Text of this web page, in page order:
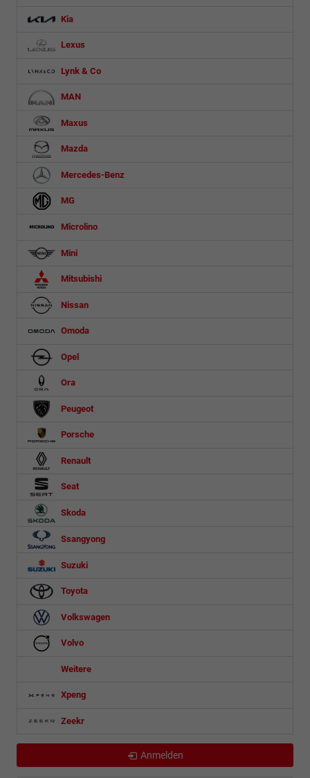
Kia
Lexus
Lynk & Co
MAN
Maxus
Mazda
Mercedes-Benz
MG
Microlino
Mini
Mitsubishi
Nissan
Omoda
Opel
Ora
Peugeot
Porsche
Renault
Seat
Skoda
Ssangyong
Suzuki
Toyota
Volkswagen
Volvo
Weitere
Xpeng
Zeekr
Anmelden